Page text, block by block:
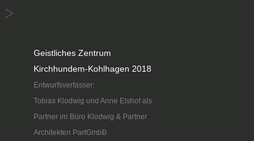
Geistliches Zentrum
Kirchhundem-Kohlhagen 2018
Entwurfsverfasser:
Tobias Klodwig und Anne Elshof als
Partner im Büro Klodwig & Partner
Architekten PartGmbB